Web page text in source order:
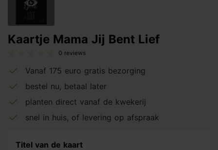
Kaartje Mama Jij Bent Lief
0 reviews
Vanaf 175 euro gratis bezorging
bestel nu, betaal later
planten direct vanaf de kwekerij
snel in huis, of levering op afspraak
Titel van de kaart